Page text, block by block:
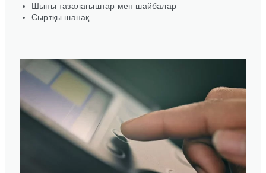
Шыны тазалағыштар мен шайбалар
Сыртқы шанақ